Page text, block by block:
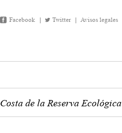
Facebook Twitter Avisos legales
Costa de la Reserva